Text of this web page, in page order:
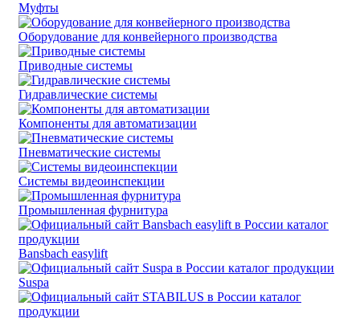
Муфты
Оборудование для конвейерного производства
Приводные системы
Гидравлические системы
Компоненты для автоматизации
Пневматические системы
Системы видеоинспекции
Промышленная фурнитура
Bansbach easylift
Suspa